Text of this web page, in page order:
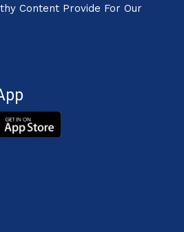
Content Provide For Our